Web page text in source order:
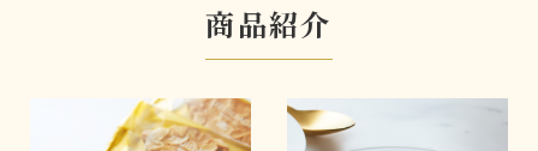
商品紹介